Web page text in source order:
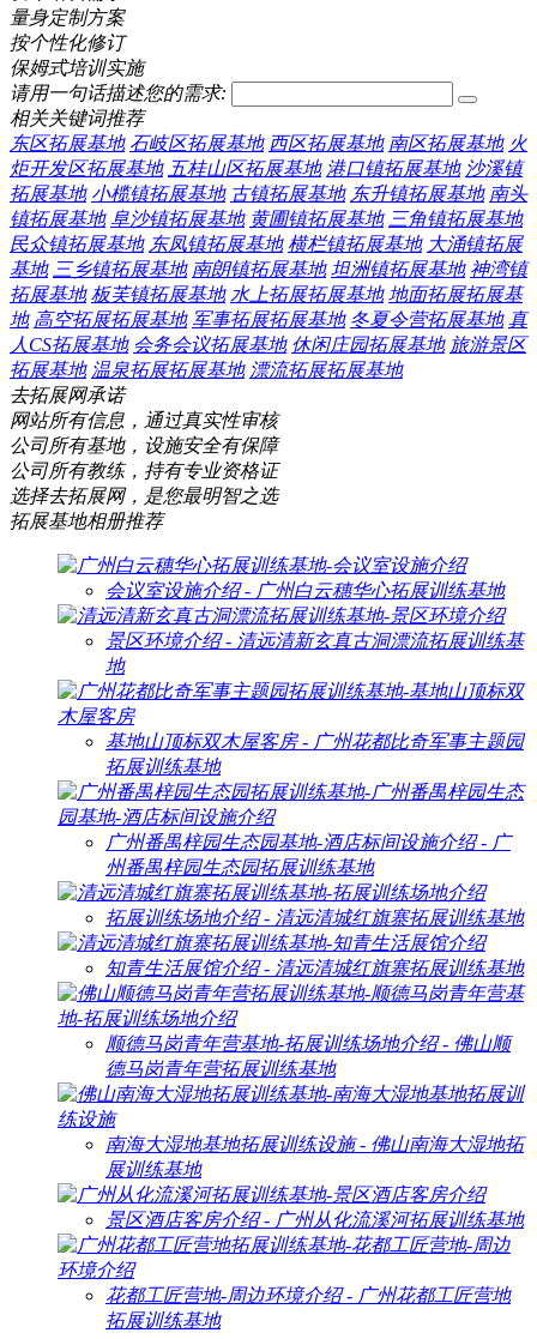
量身定制方案
按个性化修订
保姆式培训实施
请用一句话描述您的需求:
相关关键词推荐
东区拓展基地 石岐区拓展基地 西区拓展基地 南区拓展基地 火
炬开发区拓展基地 五桂山区拓展基地 港口镇拓展基地 沙溪镇
拓展基地 小榄镇拓展基地 古镇拓展基地 东升镇拓展基地 南头
镇拓展基地 阜沙镇拓展基地 黄圃镇拓展基地 三角镇拓展基地
民众镇拓展基地 东凤镇拓展基地 横栏镇拓展基地 大涌镇拓展
基地 三乡镇拓展基地 南朗镇拓展基地 坦洲镇拓展基地 神湾镇
拓展基地 板芙镇拓展基地 水上拓展拓展基地 地面拓展拓展基
地 高空拓展拓展基地 军事拓展拓展基地 冬夏令营拓展基地 真
人CS拓展基地 会务会议拓展基地 休闲庄园拓展基地 旅游景区
拓展基地 温泉拓展拓展基地 漂流拓展拓展基地
去拓展网承诺
网站所有信息，通过真实性审核
公司所有基地，设施安全有保障
公司所有教练，持有专业资格证
选择去拓展网，是您最明智之选
拓展基地相册推荐
会议室设施介绍 - 广州白云穗华心拓展训练基地
景区环境介绍 - 清远清新玄真古洞漂流拓展训练基
地
基地山顶标双木屋客房 - 广州花都比奇军事主题园
拓展训练基地
广州番禺梓园生态园基地-酒店标间设施介绍 - 广
州番禺梓园生态园拓展训练基地
拓展训练场地介绍 - 清远清城红旗寨拓展训练基地
知青生活展馆介绍 - 清远清城红旗寨拓展训练基地
顺德马岗青年营基地-拓展训练场地介绍 - 佛山顺
德马岗青年营拓展训练基地
南海大湿地基地拓展训练设施 - 佛山南海大湿地拓
展训练基地
景区酒店客房介绍 - 广州从化流溪河拓展训练基地
花都工匠营地-周边环境介绍 - 广州花都工匠营地
拓展训练基地